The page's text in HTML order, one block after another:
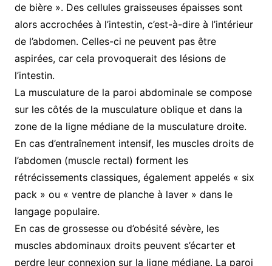
de bière ». Des cellules graisseuses épaisses sont
alors accrochées à l’intestin, c’est-à-dire à l’intérieur
de l’abdomen. Celles-ci ne peuvent pas être
aspirées, car cela provoquerait des lésions de
l’intestin.
La musculature de la paroi abdominale se compose
sur les côtés de la musculature oblique et dans la
zone de la ligne médiane de la musculature droite.
En cas d’entraînement intensif, les muscles droits de
l’abdomen (muscle rectal) forment les
rétrécissements classiques, également appelés « six
pack » ou « ventre de planche à laver » dans le
langage populaire.
En cas de grossesse ou d’obésité sévère, les
muscles abdominaux droits peuvent s’écarter et
perdre leur connexion sur la ligne médiane. La paroi